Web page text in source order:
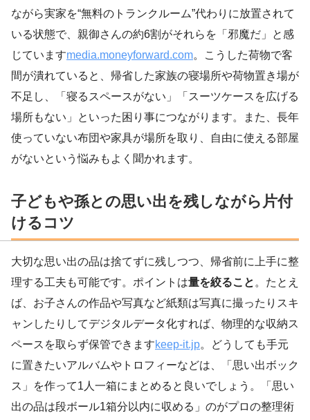
ながら実家を“無料のトランクルーム”代わりに放置されて
いる状態で、親御さんの約6割がそれらを「邪魔だ」と感
じていますmedia.moneyforward.com。こうした荷物で客
間が潰れていると、帰省した家族の寝場所や荷物置き場が
不足し、「寝るスペースがない」「スーツケースを広げる
場所もない」といった困り事につながります。また、長年
使っていない布団や家具が場所を取り、自由に使える部屋
がないという悩みもよく聞かれます。
子どもや孫との思い出を残しながら片付
けるコツ
大切な思い出の品は捨てずに残しつつ、帰省前に上手に整
理する工夫も可能です。ポイントは量を絞ること 。たとえ
ば、お子さんの作品や写真など紙類は写真に撮ったりスキ
ャンしたりしてデジタルデータ化すれば、物理的な収納ス
ペースを取らず保管できますkeep-it.jp。どうしても手元
に置きたいアルバムやトロフィーなどは、「思い出ボック
ス」を作って1人一箱にまとめると良いでしょう。「思い
出の品は段ボール1箱分以内に収める」のがプロの整理術